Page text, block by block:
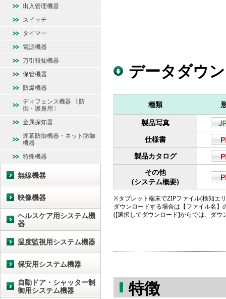
データダウ
種類
製品写真
仕様書
製品カタログ
その他
(システム概要)
※タブレット端末でZIPファイル(検知エ
ダウンロードする場合は【ファイル名
([選択してダウンロード]からでは、ダ
特徴
出入管理機器
スイッチ
タイマー
電源機器
万引報知機器
保管機器
防爆機器
ディフェンス機器 〔防
御・護身用〕
金属探知器
煙幕防御機器・ネット防御
機器
特殊機器
無線機器
映像機器
ヘルスケア用システム機
器
温度監視用システム機器
保安用システム機器
自動ドア・シャッター制
御用システム機器